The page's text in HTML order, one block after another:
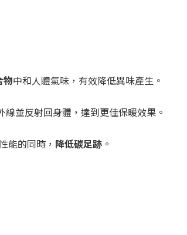
物中和人體氣味，有效降低異味產生。
線並反射回身體，達到更佳保暖效果。
能的同時， 降低碳足跡 。